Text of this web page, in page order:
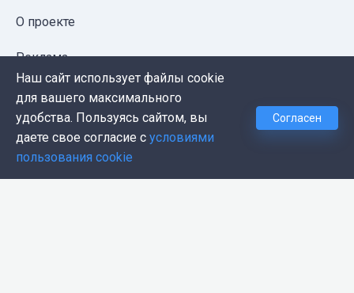
О проекте
Реклама
Публичная оферта
Политика конфиденциальности
Контакты
Наш сайт использует файлы cookie
для вашего максимального
удобства. Пользуясь сайтом, вы
даете свое согласие с условиями
пользования cookie
Согласен